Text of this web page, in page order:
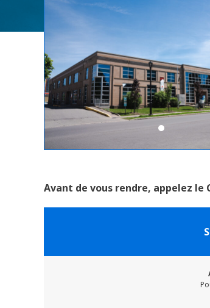
CLSC de Saint-Léonard
Avant de vous rendre, appelez le